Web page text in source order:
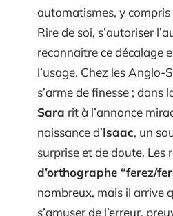
automatismes, y compris
Rire de soi, s’autoriser
reconnaître ce décalage
l’usage. Chez les Anglo-
s’arme de finesse ; dans
Sara rit à l’annonce
naissance d’Isaac, un
surprise et de doute. Les
d’orthographe “ferez/
nombreux, mais il arrive
s’amuser de l’erreur,